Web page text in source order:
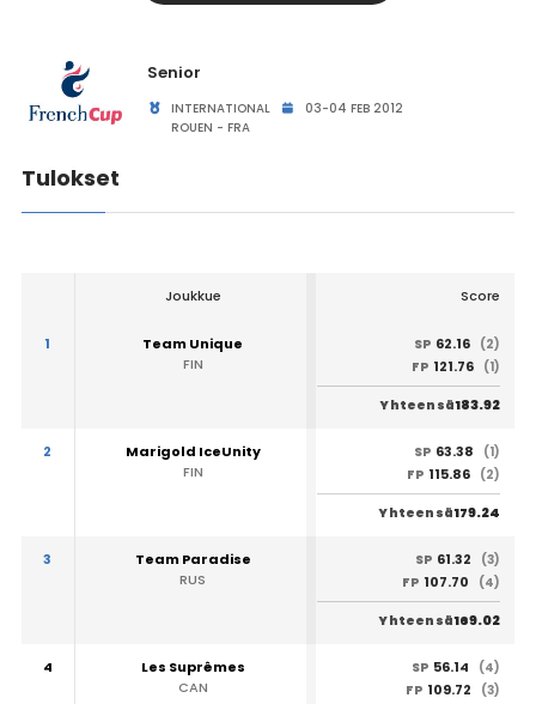
Senior
INTERNATIONAL
03-04 FEB 2012
ROUEN - FRA
Tulokset
Joukkue Score
1
Team Unique
FIN
SP 62.16 (2)
FP 121.76 (1)
Yhteensä183.92
2
Marigold IceUnity
FIN
SP 63.38
(1)
FP 115.86 (2)
Yhteensä179.24
3
Team Paradise
RUS
SP 61.32
(3)
FP 107.70 (4)
Yhteensä169.02
4
Les Suprêmes
CAN
SP 56.14
(4)
FP 109.72 (3)